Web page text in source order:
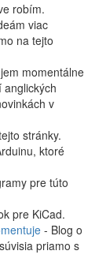
robím.
viac
na tejto
momentálne
v
stránky.
ktoré
pre túto
pre KiCad.
- Blog o
priamo s